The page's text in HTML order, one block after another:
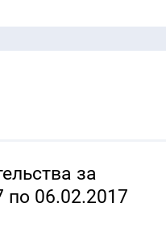
за
по 06.02.2017